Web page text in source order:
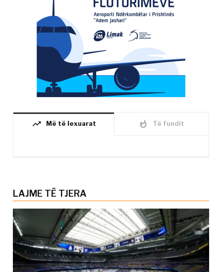
trending_up Më të lexuarat whatshot Të fundit
LAJME TË TJERA